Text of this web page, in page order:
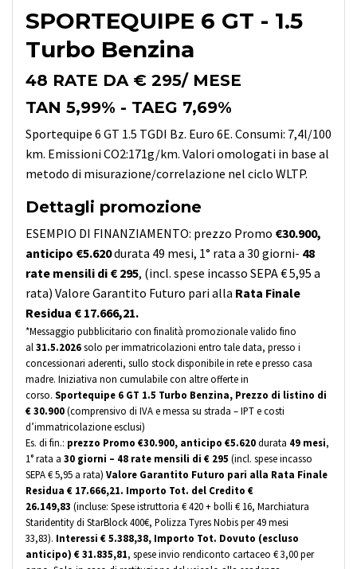
SPORTEQUIPE 6 GT - 1.5
Turbo Benzina
48 RATE DA € 295/ MESE
TAN 5,99% - TAEG 7,69%
Sportequipe 6 GT 1.5 TGDI Bz. Euro 6E. Consumi: 7,4l/100
km. Emissioni CO2:171g/km. Valori omologati in base al
metodo di misurazione/correlazione nel ciclo WLTP.
Dettagli promozione
ESEMPIO DI FINANZIAMENTO: prezzo Promo €30.900,
anticipo €5.620durata 49 mesi, 1° rata a 30 giorni- 48
rate mensili di € 295, (incl. spese incasso SEPA € 5,95 a
rata) Valore Garantito Futuro pari alla Rata Finale
Residua € 17.666,21.
*Messaggio pubblicitario con finalità promozionale valido fino
al 31.5.2026solo per immatricolazioni entro tale data, presso i
concessionari aderenti, sullo stock disponibile in rete e presso casa
madre. Iniziativa non cumulabile con altre offerte in
corso. Sportequipe 6 GT 1.5 Turbo Benzina, Prezzo di listino di
€ 30.900(comprensivo di IVA e messa su strada – IPT e costi
d’immatricolazione esclusi)
Es. di fin.: prezzo Promo €30.900, anticipo €5.620durata 49 mesi,
1° rata a 30 giorni – 48 rate mensili di € 295 (incl. spese incasso
SEPA € 5,95 a rata) Valore Garantito Futuro pari alla Rata Finale
Residua € 17.666,21. Importo Tot. del Credito €
26.149,83 (incluse: Spese istruttoria € 420 + bolli € 16, Marchiatura
Staridentity di StarBlock 400€, Polizza Tyres Nobis per 49 mesi
33,83). Interessi € 5.388,38, Importo Tot. Dovuto (escluso
anticipo) € 31.835,81, spese invio rendiconto cartaceo € 3,00 per